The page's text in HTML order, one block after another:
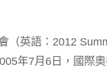
（英語：2012
年7月6日，國際